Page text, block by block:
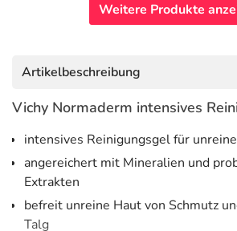
Weitere Produkte
Artikelbeschreibung
Vichy Normaderm intensives
intensives Reinigungsgel für
angereichert mit Mineralien und
Extrakten
befreit unreine Haut von Schmutz
Talg